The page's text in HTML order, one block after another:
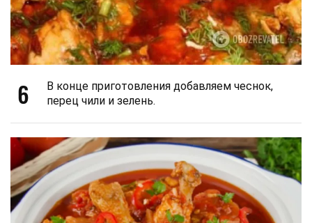
6
В конце приготовления добавляем чеснок,
перец чили и зелень.